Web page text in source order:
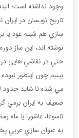
وجود نداشته است؛
تاريخ نويسان در
سازي هم شبيه عود يا
نوشته اند، اين ساز
حتي در نقاشي هايی در
بينيم چون اينطور
ضعيف به ايران برمي
تاسوعا، عاشورا يا ماه
به عنوان سازي عربي